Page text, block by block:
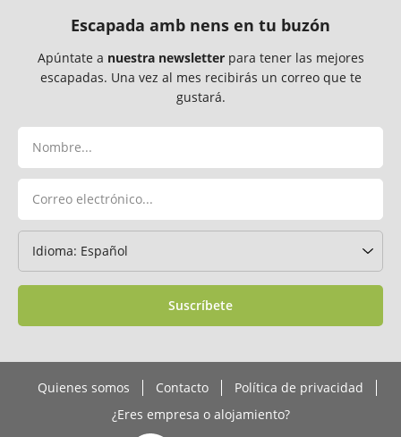
Escapada amb nens en tu buzón
Apúntate a nuestra newsletterpara tener las mejores
escapadas. Una vez al mes recibirás un correo que te
gustará.
Suscríbete
Quienes somos Contacto
Política de privacidad
¿Eres empresa o alojamiento?